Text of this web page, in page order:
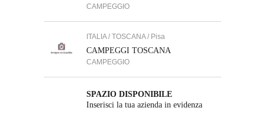
CAMPEGGIO
ITALIA / TOSCANA / Pisa
CAMPEGGI TOSCANA
CAMPEGGIO
SPAZIO DISPONIBILE
Inserisci la tua azienda in evidenza